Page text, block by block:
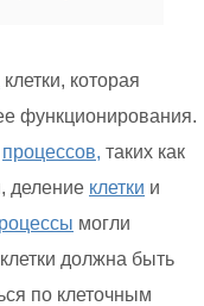
клетки, которая
функционирования.
процессов, таких как
деление клетки и
могли
должна быть
по клеточным